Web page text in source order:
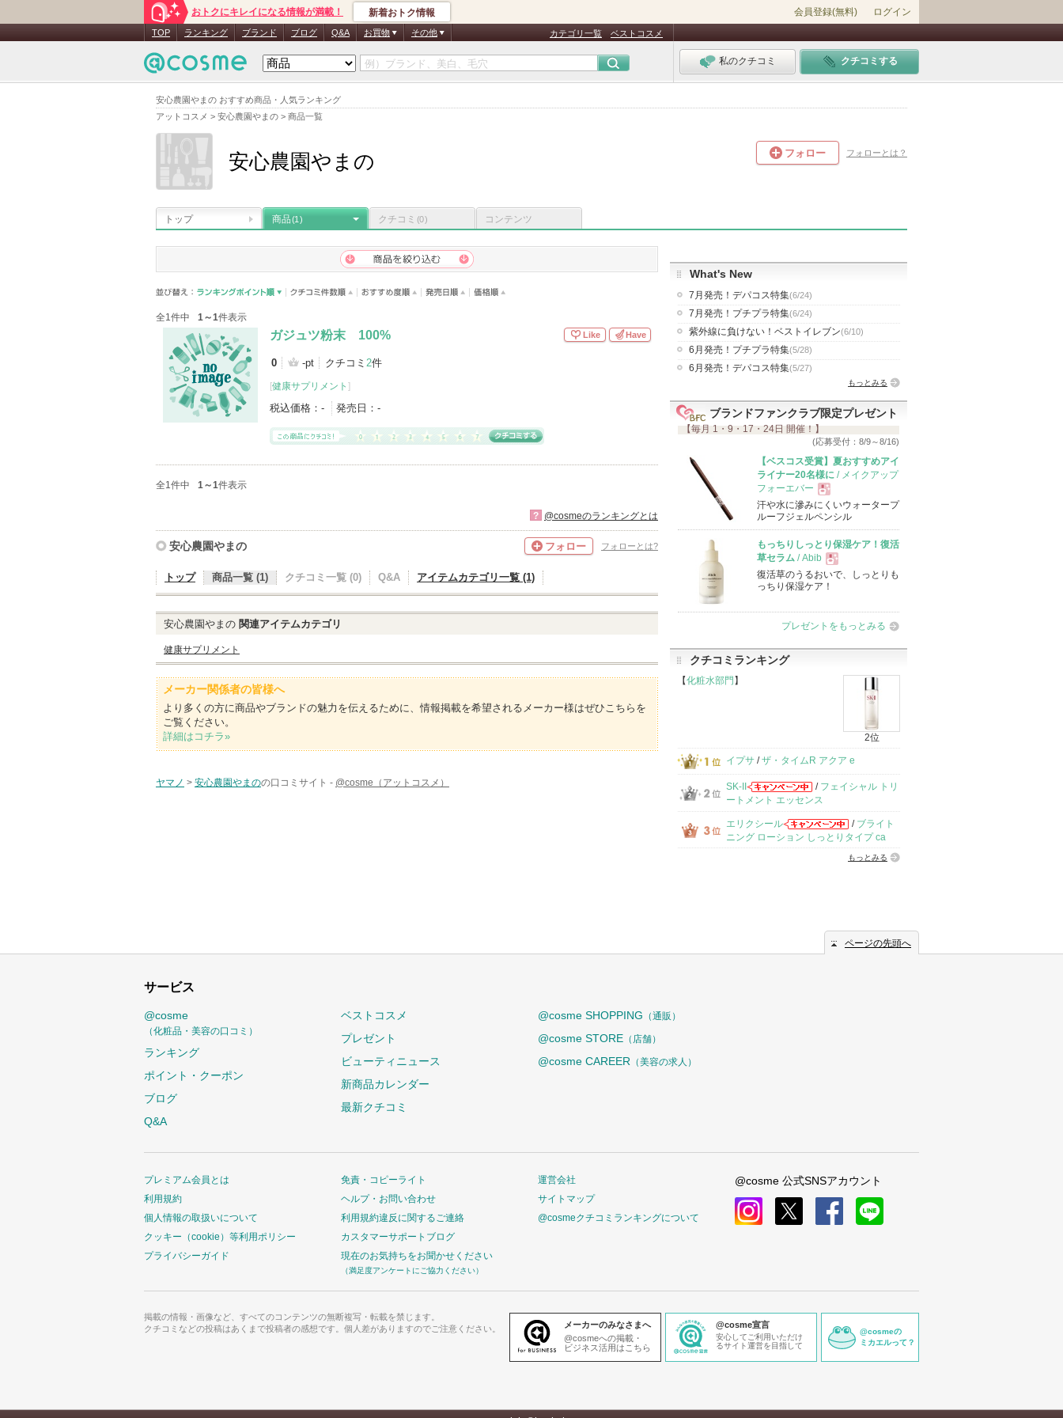
安心農園やまの おすすめ商品・人気ランキング
アットコスメ > 安心農園やまの > 商品一覧
おトクにキレイになる情報が満載！ 新着おトク情報 会員登録(無料) ログイン
TOP ランキング ブランド ブログ Q&A お買物 その他 カテゴリ一覧 ベストコスメ
私のクチコミ クチコミする
安心農園やまの フォロー フォローとは？
トップ 商品(1) クチコミ (0) コンテンツ
全1件中 1～1件表示
ガジュツ粉末 100%
0 -pt クチコミ 2件
[健康サプリメント ]
税込価格： - 発売日： -
Like Have
全1件中 1～1件表示
? @cosmeのランキングとは
安心農園やまの フォロー フォローとは?
トップ 商品一覧 (1) クチコミ一覧 (0) Q&A アイテムカテゴリ一覧 (1)
安心農園やまの 関連アイテムカテゴリ
健康サプリメント
メーカー関係者の皆様へ
より多くの方に商品やブランドの魅力を伝えるために、情報掲載を希望されるメーカー様はぜひこちらを
ご覧ください。
詳細はコチラ»
ヤマノ > 安心農園やまのの口コミサイト - @cosme（アットコスメ）
What's New
7月発売！デパコス特集(6/24)
7月発売！プチプラ特集(6/24)
紫外線に負けない！ベストイレブン(6/10)
6月発売！プチプラ特集(5/28)
6月発売！デパコス特集(5/27)
もっとみる
ブランドファンクラブ限定プレゼント
【毎月 1・9・17・24日 開催！】
(応募受付：8/9～8/16)
【ベスコス受賞】夏おすすめアイ
ライナー20名様に / メイクアップ
フォーエバー
現
品
汗や水に滲みにくいウォータープ
ルーフジェルペンシル
もっちりしっとり保湿ケア！復活
草セラム / Abib
現
品
復活草のうるおいで、しっとりも
っちり保湿ケア！
プレゼントをもっとみる
クチコミランキング
【化粧水部門 】
2位
イプサ /ザ・タイムR アクア e
SK-II / フェイシャル トリ
ートメント エッセンス
エリクシール / ブライト
ニング ローション しっとりタイプ ca
もっとみる
ページの先頭へ
サービス
@cosme
（化粧品・美容の口コミ）
ランキング
ポイント・クーポン
ブログ
Q&A
ベストコスメ
プレゼント
ビューティニュース
新商品カレンダー
最新クチコミ
@cosme SHOPPING （通販）
@cosme STORE （店舗）
@cosme CAREER （美容の求人）
プレミアム会員とは
利用規約
個人情報の取扱いについて
クッキー（cookie）等利用ポリシー
プライバシーガイド
免責・コピーライト
ヘルプ・お問い合わせ
利用規約違反に関するご連絡
カスタマーサポートブログ
現在のお気持ちをお聞かせください
（満足度アンケートにご協力ください）
運営会社
サイトマップ
@cosmeクチコミランキングについて
@cosme 公式SNSアカウント
掲載の情報・画像など、すべてのコンテンツの無断複写・転載を禁じます。
クチコミなどの投稿はあくまで投稿者の感想です。個人差がありますのでご注意ください。
メーカーのみなさまへ
@cosmeへの掲載・
ビジネス活用はこちら
@cosme宣言
安心してご利用いただけ
るサイト運営を目指して
@cosmeの
ミカエルって？